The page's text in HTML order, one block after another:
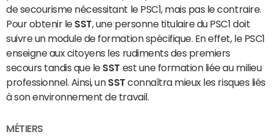
de secourisme nécessitant le PSC1, mais pas le contraire.
Pour obtenir le SST, une personne titulaire du PSC1 doit
suivre un module de formation spécifique. En effet, le PSC1
enseigne aux citoyens les rudiments des premiers
secours tandis que le SST est une formation liée au milieu
professionnel. Ainsi, un SST connaîtra mieux les risques liés
à son environnement de travail.
MÉTIERS